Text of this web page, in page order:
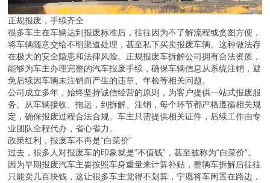
正规报废，手续齐全
很多车主在车辆达到报废标准后，往往因为不了解流程或贪图方便，
将车辆随意交给不明渠道处理，甚至私下买卖报废车辆。这种做法存
在极大的安全隐患和法律风险。正规报废车拆解公司拥有合法资质，
能够为车主办理完整的汽车报废手续，确保车辆信息从系统注销，避
免后续因车辆未注销而产生的违章、年检等相关问题。
公司成立多年，始终坚持诚信经营的原则，为客户提供一站式报废服
务。从车辆接收、拖运，到拆解、注销，每个环节都严格遵循相关规
定，确保报废过程合法合规。车主只需提供相关证件，后续工作由专
业团队全程代办，省心省力。
政策红利，报废车不再是“白菜价”
过去，很多人对报废车的印象就是“不值钱”，甚至被称为“白菜价”。
因为早期报废汽车主要按照车身重量来计算补贴，整辆车拆解后往往
只能卖几百块钱，这让很多车主觉得不划算，宁愿将车闲置在路边，